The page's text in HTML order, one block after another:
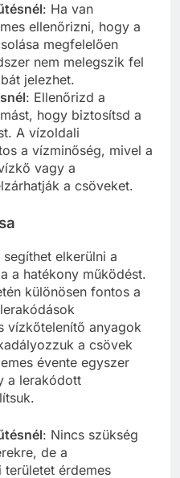
: Ha van
ellenőrizni, hogy a
megfelelően
nem melegszik fel
jelezhet.
: Ellenőrizd a
hogy biztosítsd a
A vízoldali
a vízminőség, mivel a
vagy a
a csöveket.
elkerülni a
a hatékony működést.
különösen fontos a
vízkőtelenítő anyagok
a csövek
évente egyszer
a lerakódott
: Nincs szükség
de a
érdemes